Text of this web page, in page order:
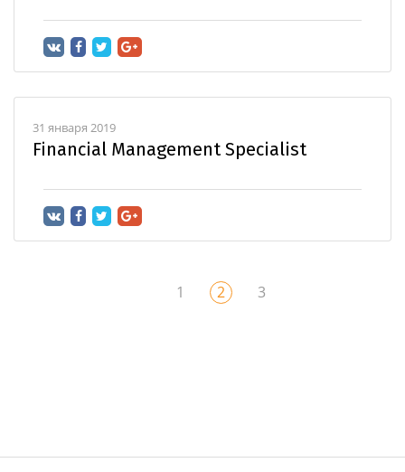
31 января 2019
Financial Management Specialist
1 2 3